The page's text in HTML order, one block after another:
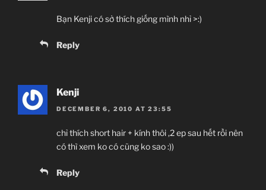
Bạn Kenji có sở thích giống mình nhỉ >:)
Reply
Kenji
DECEMBER 6, 2010 AT 23:55
chỉ thích short hair + kính thôi ,2 ep sau hết rồi nên
có thì xem ko có cũng ko sao :))
Reply